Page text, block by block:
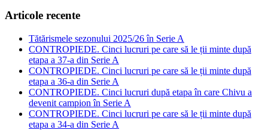
Articole recente
Tătărismele sezonului 2025/26 în Serie A
CONTROPIEDE. Cinci lucruri pe care să le ții minte după
etapa a 37-a din Serie A
CONTROPIEDE. Cinci lucruri pe care să le ții minte după
etapa a 36-a din Serie A
CONTROPIEDE. Cinci lucruri după etapa în care Chivu a
devenit campion în Serie A
CONTROPIEDE. Cinci lucruri pe care să le ții minte după
etapa a 34-a din Serie A